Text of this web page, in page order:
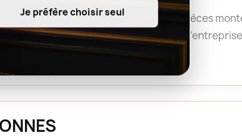
après la cérémonie. Certaines pièces
consignes du crématorium ou de
Je préfère choisir seul